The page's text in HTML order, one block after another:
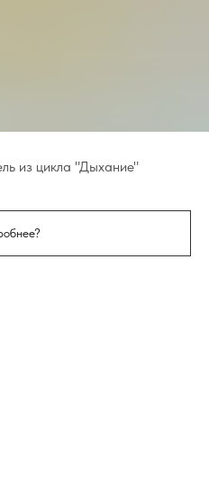
из цикла "Дыхание"